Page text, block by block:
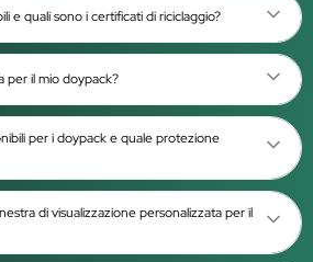
e quali sono i certificati di riciclaggio?
per il mio doypack?
per i doypack e quale protezione
di visualizzazione personalizzata per il